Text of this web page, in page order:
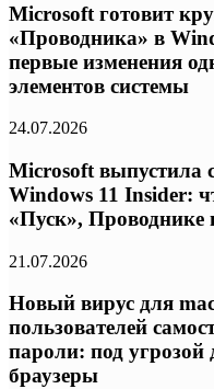
Microsoft готовит
«Проводника» в
первые изменения
элементов системы
24.07.2026
Microsoft выпустила
Windows 11 Insider:
«Пуск», Проводнике
21.07.2026
Новый вирус для
пользователей
пароли: под
браузеры